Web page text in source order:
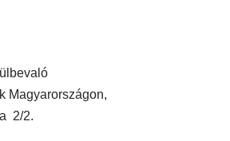
Magyarországon,
2/2.